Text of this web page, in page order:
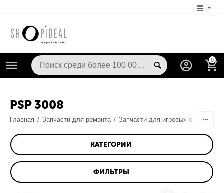
0
PSP 3008
Главная / Запчасти для ремонта / Запчасти для игровых приставок
КАТЕГОРИИ
ФИЛЬТРЫ